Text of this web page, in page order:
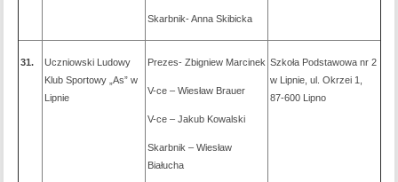
Skarbnik- Anna Skibicka
31.
Uczniowski Ludowy
Klub Sportowy „As” w
Lipnie
Prezes- Zbigniew Marcinek
V-ce – Wiesław Brauer
V-ce – Jakub Kowalski
Skarbnik – Wiesław
Białucha
Szkoła Podstawowa nr 2
w Lipnie, ul. Okrzei 1,
87-600 Lipno